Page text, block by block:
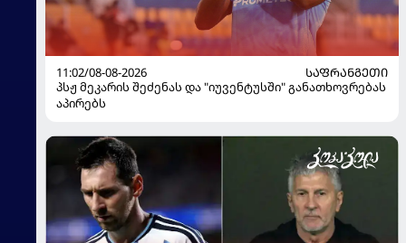
11:02/08-08-2026
ᲡᲐᲤᲠᲐᲜᲒᲔᲗᲘ
პსჟ მეკარის შეძენას და "იუვენტუსში" განათხოვრებას
აპირებს